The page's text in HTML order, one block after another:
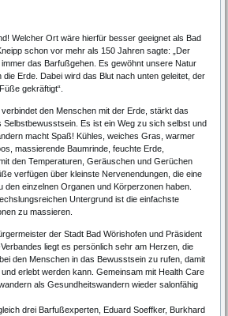
Welcher Ort wäre hierfür besser geeignet als Bad
schon vor mehr als 150 Jahren sagte: „Der
das Barfußgehen. Es gewöhnt unsere Natur
Erde. Dabei wird das Blut nach unten geleitet, der
gekräftigt“.
den Menschen mit der Erde, stärkt das
Es ist ein Weg zu sich selbst und
macht Spaß! Kühles, weiches Gras, warmer
massierende Baumrinde, feuchte Erde,
den Temperaturen, Geräuschen und Gerüchen
verfügen über kleinste Nervenendungen, die eine
den einzelnen Organen und Körperzonen haben.
Untergrund ist die einfachste
zu massieren.
der Stadt Bad Wörishofen und Präsident
liegt es persönlich sehr am Herzen, die
den Menschen in das Bewusstsein zu rufen, damit
erlebt werden kann. Gemeinsam mit Health Care
als Gesundheitswandern wieder salonfähig
drei Barfußexperten, Eduard Soeffker, Burkhard